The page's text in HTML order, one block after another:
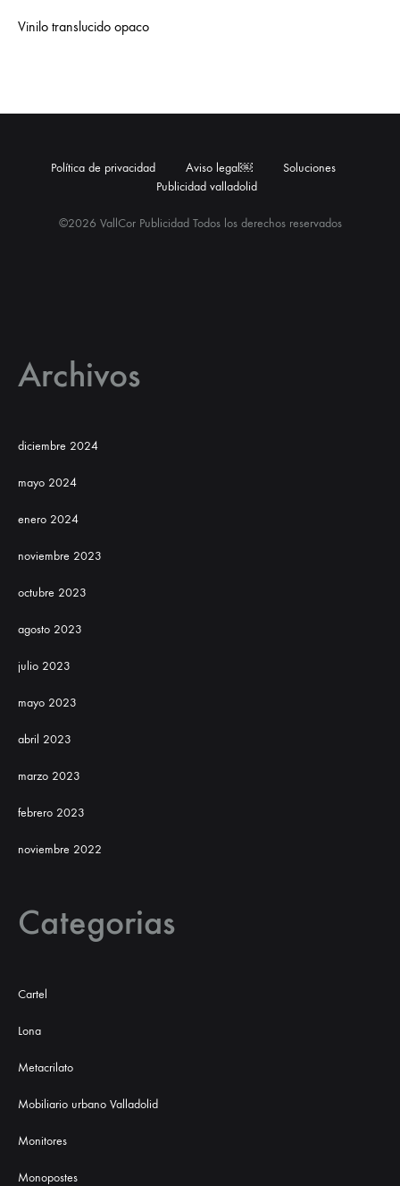
Vinilo translucido opaco
©2026 VallCor Publicidad Todos los derechos reservados
Política de privacidad Aviso legal￼
Soluciones
Publicidad valladolid
Archivos
diciembre 2024
mayo 2024
enero 2024
noviembre 2023
octubre 2023
agosto 2023
julio 2023
mayo 2023
abril 2023
marzo 2023
febrero 2023
noviembre 2022
Categorias
Cartel
Lona
Metacrilato
Mobiliario urbano Valladolid
Monitores
Monopostes